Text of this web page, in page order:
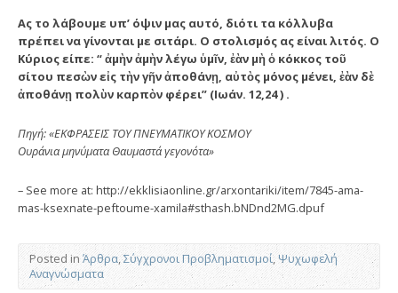
Ας το λάβουμε υπ’ όψιν μας αυτό, διότι τα κόλλυβα
πρέπει να γίνονται με σιτάρι. Ο στολισμός ας είναι λιτός. Ο
Κύριος είπε: “ ἀμὴν ἀμὴν λέγω ὑμῖν, ἐὰν μὴ ὁ κόκκος τοῦ
σίτου πεσὼν εἰς τὴν γῆν ἀποθάνῃ, αὐτὸς μόνος μένει, ἐὰν δὲ
ἀποθάνῃ πολὺν καρπὸν φέρει” (Ιωάν. 12,24 ) .
Πηγή: «ΕΚΦΡΑΣΕΙΣ ΤΟΥ ΠΝΕΥΜΑΤΙΚΟΥ ΚΟΣΜΟΥ
Ουράνια μηνύματα Θαυμαστά γεγονότα»
– See more at: http://ekklisiaonline.gr/arxontariki/item/7845-ama-
mas-ksexnate-peftoume-xamila#sthash.bNDnd2MG.dpuf
Posted in Άρθρα,Σύγχρονοι Προβληματισμοί,Ψυχωφελή
Αναγνώσματα